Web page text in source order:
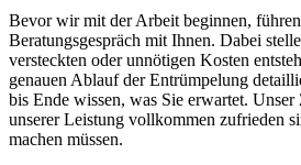
Bevor wir mit der Arbeit beginnen,
Beratungsgespräch mit Ihnen. Dabei
versteckten oder unnötigen Kosten
genauen Ablauf der Entrümpelung
bis Ende wissen, was Sie erwartet. Unser
unserer Leistung vollkommen zufrieden
machen müssen.